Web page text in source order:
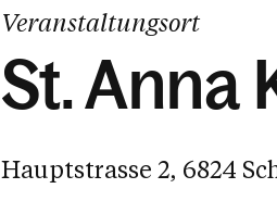
Veranstaltungsort
St. Anna
Hauptstrasse 2, 6824